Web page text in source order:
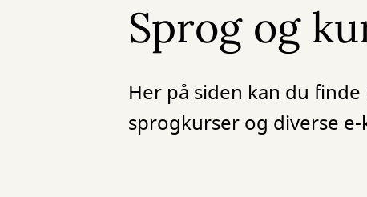
Sprog og
Her på siden kan du
sprogkurser og diverse